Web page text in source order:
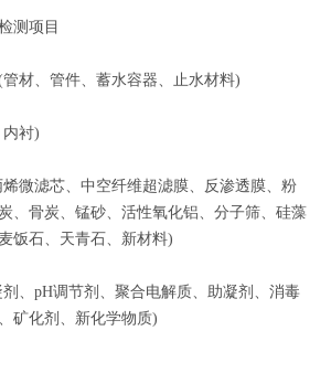
测项目
、管件、蓄水容器、止水材料)
衬)
滤芯、中空纤维超滤膜、反渗透膜、粉
、骨炭、锰砂、活性氧化铝、分子筛、硅藻
饭石、天青石、新材料)
pH调节剂、聚合电解质、助凝剂、消毒
矿化剂、新化学物质)